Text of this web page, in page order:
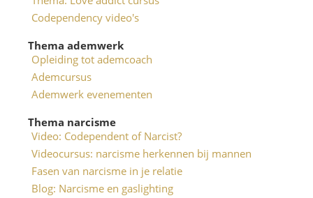
Codependency video's
Thema ademwerk
Opleiding tot ademcoach
Ademcursus
Ademwerk evenementen
Thema narcisme
Video: Codependent of Narcist?
Videocursus: narcisme herkennen bij mannen
Fasen van narcisme in je relatie
Blog: Narcisme en gaslighting